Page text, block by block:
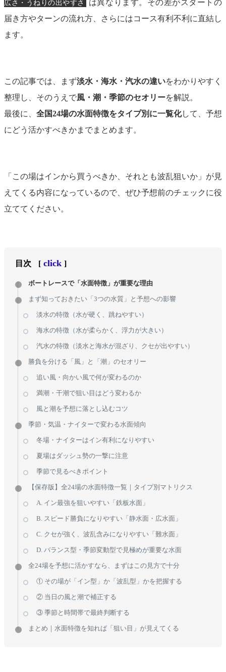
広さ・うねりの出やすさ
は異なります。その差がスタートの
届き方やターンの流れ方、さらにはコース有利不利に直結し
ます。
この記事では、まず淡水・海水・汽水の違いをわかりやすく
整理し、そのうえで風・潮・季節のセオリーを解説。
最後に、 全国24場の水面特徴をタイプ別に一覧化して、予想
にどう活かすべきかまでまとめます。
「この場はインから買うべきか、それとも波乱狙いか」が見
えてくる内容になっているので、ぜひ予想前のチェックに役
立ててください。
目次 [click ]
ボートレースで「水面特徴」が重要な理由
まず知っておきたい「3つの水質」と予想への影響
淡水の特徴（水が硬く、跳ねやすい）
海水の特徴（水が柔らかく、浮力が大きい）
汽水の特徴（淡水と海水が混ざり、クセが出やすい）
勝負を分ける「風」と「潮」のセオリー
追い風・向かい風で何が変わるのか
満潮・干潮で狙い目はどう変わるか
風と潮を予想に落とし込むコツ
季節・気温・ナイターで変わる水面傾向
冬場・ナイターはイン有利になりやすい
夏場はダッシュ勢の一撃に注意
季節で見るべきポイント
【保存版】全24場の水面特徴一覧｜タイプ別マトリクス
A. イン最強を狙いやすい「鉄板水面」
B. スピード勝負になりやすい「静水面・広水面」
C. クセが強く、波乱含みになりやすい「難水面」
D. バランス型・季節変動型で見極めが重要な水面
全24場を予想に活かすなら、まずはこの見方で十分
① その場が「イン型」か「波乱型」かを把握する
② 当日の風と潮で補正する
③ 季節と時間帯で最終判断する
まとめ｜水面特徴を知れば「狙い目」が見えてくる